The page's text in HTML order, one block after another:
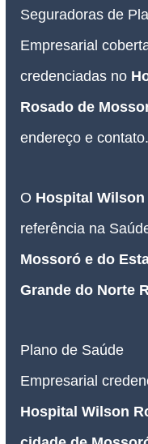
Seguradoras de
Empresarial
credenciadas no
Rosado de
endereço e contato.
O Hospital Wilson
referência na
Mossoró e do
Grande do Norte
Plano de Saúde
Empresarial
Hospital Wilson